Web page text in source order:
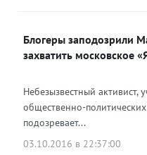
Блогеры заподозрили
захватить московское
Небезызвестный активист,
общественно-
подозревает...
03.10.2016 в 22:37:00